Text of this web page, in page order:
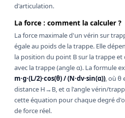
d'articulation.
La force : comment la calculer ?
La force maximale d'un vérin sur
égale au poids de la trappe. Elle
la position du point B sur la trappe et
avec la trappe (angle α). La formule
m·g·(L/2)·cos(θ) / (N·dv·sin(α)), où θ
distance H→B, et α l'angle vérin/
cette équation pour chaque degré
de force réel.